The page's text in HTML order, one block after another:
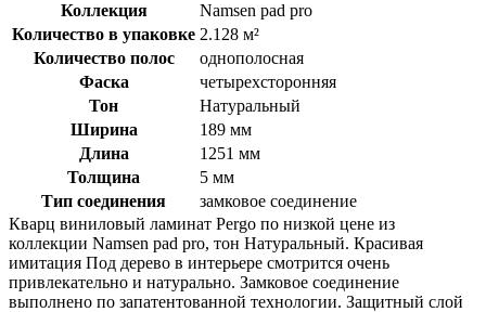
Коллекция
Namsen pad pro
Количество в упаковке 2.128 м²
Количество полос
однополосная
Фаска
четырехсторонняя
Тон
Натуральный
Ширина
189 мм
Длина
1251 мм
Толщина
5 мм
Тип соединения
замковое соединение
Кварц виниловый ламинат Pergo по низкой цене из
коллекции Namsen pad pro, тон Натуральный. Красивая
имитация Под дерево в интерьере смотрится очень
привлекательно и натурально. Замковое соединение
выполнено по запатентованной технологии. Защитный слой